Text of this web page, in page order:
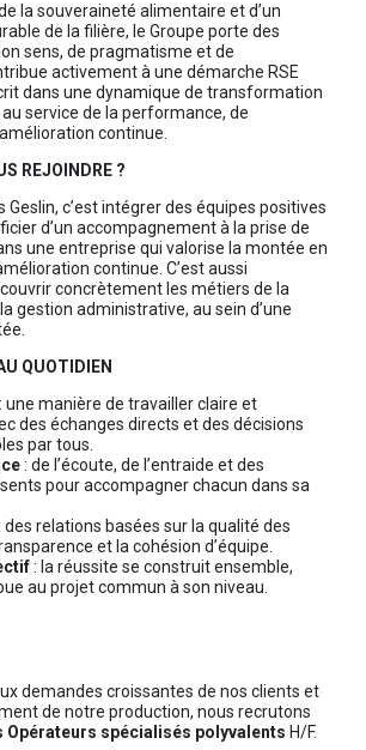
la souveraineté alimentaire et d’un
de la filière, le Groupe porte des
sens, de pragmatisme et de
activement à une démarche RSE
dans une dynamique de transformation
au service de la performance, de
continue.
REJOINDRE ?
c’est intégrer des équipes positives
d’un accompagnement à la prise de
une entreprise qui valorise la montée en
continue. C’est aussi
concrètement les métiers de la
gestion administrative, au sein d’une
QUOTIDIEN
une manière de travailler claire et
des échanges directs et des décisions
par tous.
: de l’écoute, de l’entraide et des
pour accompagner chacun dans sa
relations basées sur la qualité des
et la cohésion d’équipe.
: la réussite se construit ensemble,
au projet commun à son niveau.
demandes croissantes de nos clients et
de notre production, nous recrutons
Opérateurs spécialisés polyvalents H/F.